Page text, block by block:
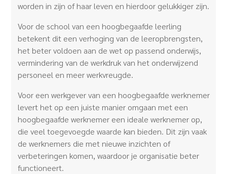
worden in zijn of haar leven en hierdoor gelukkiger zijn.
Voor de school van een hoogbegaafde leerling
betekent dit een verhoging van de leeropbrengsten,
het beter voldoen aan de wet op passend onderwijs,
vermindering van de werkdruk van het onderwijzend
personeel en meer werkvreugde.
Voor een werkgever van een hoogbegaafde werknemer
levert het op een juiste manier omgaan met een
hoogbegaafde werknemer een ideale werknemer op,
die veel toegevoegde waarde kan bieden. Dit zijn vaak
de werknemers die met nieuwe inzichten of
verbeteringen komen, waardoor je organisatie beter
functioneert.